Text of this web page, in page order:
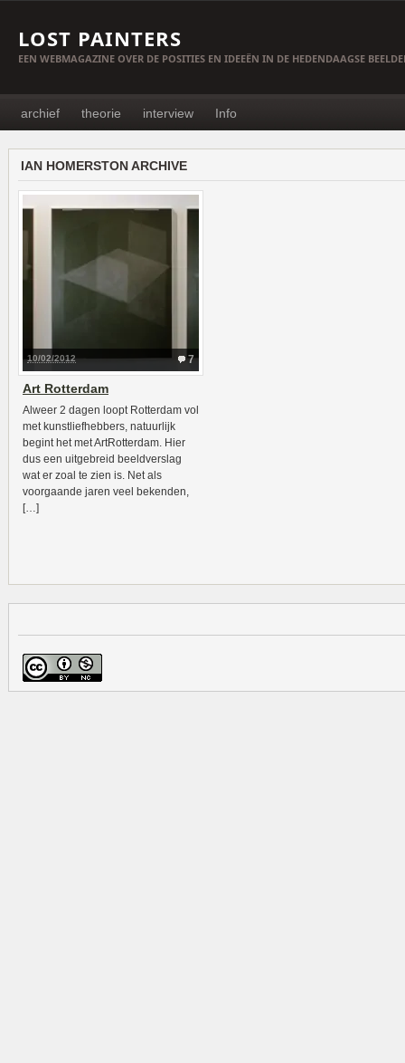
LOST PAINTERS
EEN WEBMAGAZINE OVER DE POSITIES EN IDEEËN IN DE HEDENDAAGSE
archief theorie interview Info
IAN HOMERSTON ARCHIVE
7
10/02/2012
Art Rotterdam
Alweer 2 dagen loopt Rotterdam vol
met kunstliefhebbers, natuurlijk
begint het met ArtRotterdam. Hier
dus een uitgebreid beeldverslag
wat er zoal te zien is. Net als
voorgaande jaren veel bekenden,
[…]